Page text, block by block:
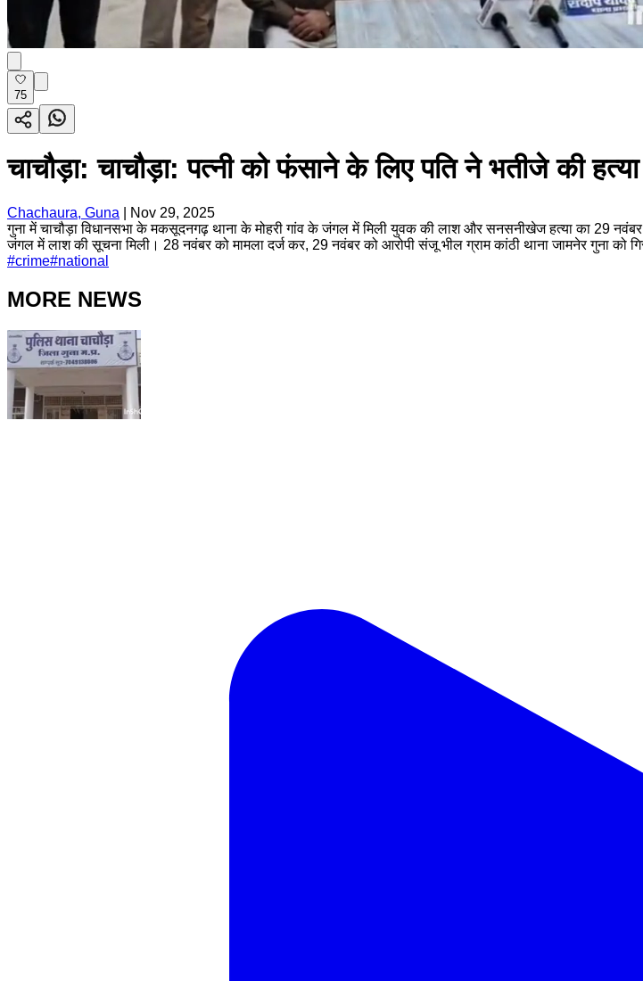
75
चाचौड़ा: चाचौड़ा: पत्नी को फंसाने के लिए पति ने भतीजे की हत्या
Chachaura, Guna
Nov 29, 2025
गुना में चाचौड़ा विधानसभा के मकसूदनगढ़ थाना के मोहरी गांव के जंगल में मिली युवक की लाश और सनसनीखेज हत्या का 29
जंगल में लाश की सूचना मिली। 28 नवंबर को मामला दर्ज कर, 29 नवंबर को आरोपी संजू भील ग्राम कांठी थाना जामनेर गुना को
#crime#national
MORE NEWS